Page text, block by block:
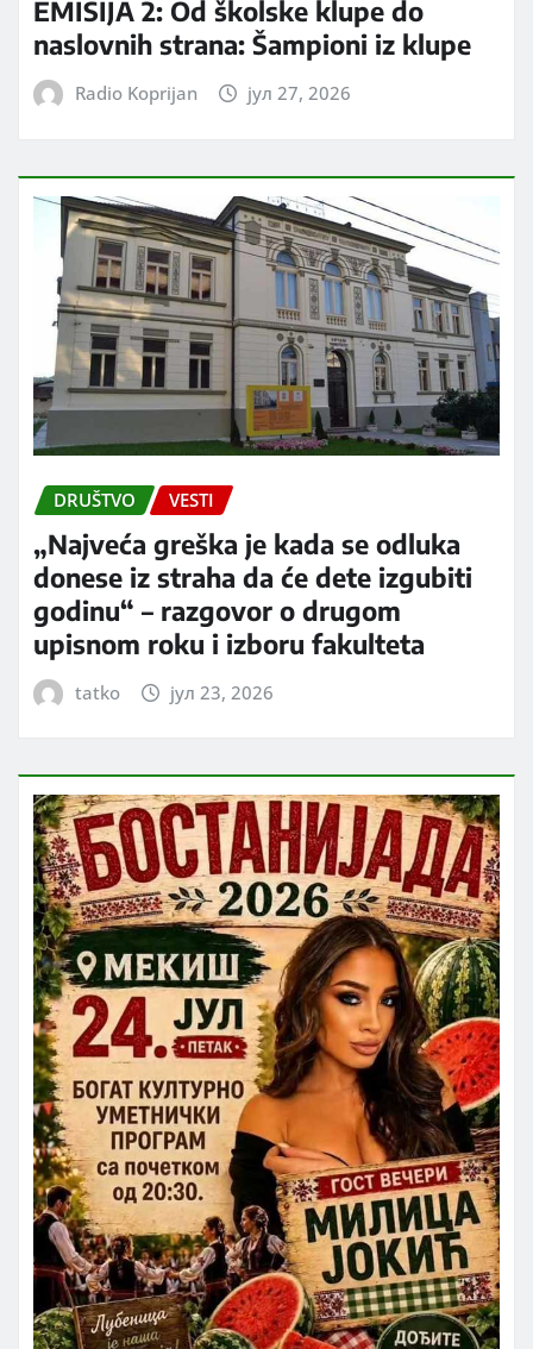
EMISIJA 2: Od školske klupe do
naslovnih strana: Šampioni iz klupe
Radio Koprijan јул 27, 2026
DRUŠTVO VESTI
„Najveća greška je kada se odluka
donese iz straha da će dete izgubiti
godinu“ – razgovor o drugom
upisnom roku i izboru fakulteta
tatko јул 23, 2026